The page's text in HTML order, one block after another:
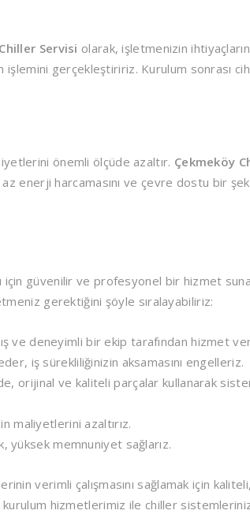
Servisi olarak, işletmenizin
gerçekleştiririz. Kurulum sonrası
önemli ölçüde azaltır. Çekmeköy
enerji harcamasını ve çevre dostu bir
için güvenilir ve profesyonel bir hizmet
gerektiğini şöyle sıralayabiliriz:
ve deneyimli bir ekip tarafından hizmet
iş sürekliliğinizin aksamasını engelleriz.
orijinal ve kaliteli parçalar kullanarak
maliyetlerini azaltırız.
yüksek memnuniyet sağlarız.
verimli çalışmasını sağlamak için kaliteli,
kurulum hizmetlerimiz ile chiller